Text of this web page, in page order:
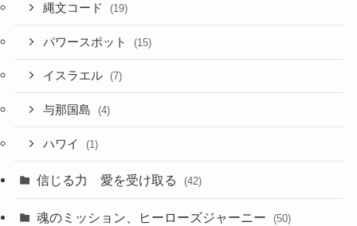
縄文コード (19)
パワースポット (15)
イスラエル (7)
与那国島 (4)
ハワイ (1)
信じる力 愛を受け取る (42)
魂のミッション、ヒーローズジャーニー (50)